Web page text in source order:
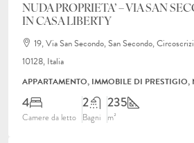
NUDA PROPRIETA’ – VIA SAN
IN CASA LIBERTY
19, Via San Secondo, San Secondo,
10128, Italia
APPARTAMENTO, IMMOBILE DI
4
Camere da letto
2
Bagni
235
m²